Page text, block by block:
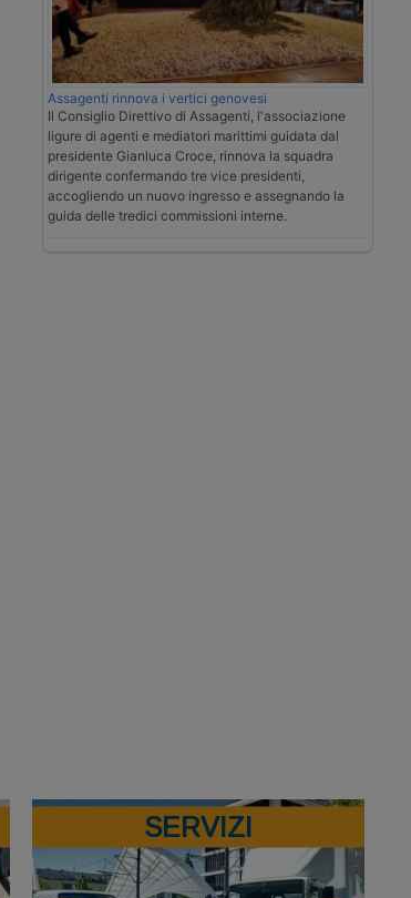
Assagenti rinnova i vertici genovesi
Il Consiglio Direttivo di Assagenti, l'associazione
ligure di agenti e mediatori marittimi guidata dal
presidente Gianluca Croce, rinnova la squadra
dirigente confermando tre vice presidenti,
accogliendo un nuovo ingresso e assegnando la
guida delle tredici commissioni interne.
SERVIZI